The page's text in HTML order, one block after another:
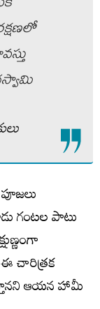
గంటల పాటు
చారిత్రక
ఆయన హామీ